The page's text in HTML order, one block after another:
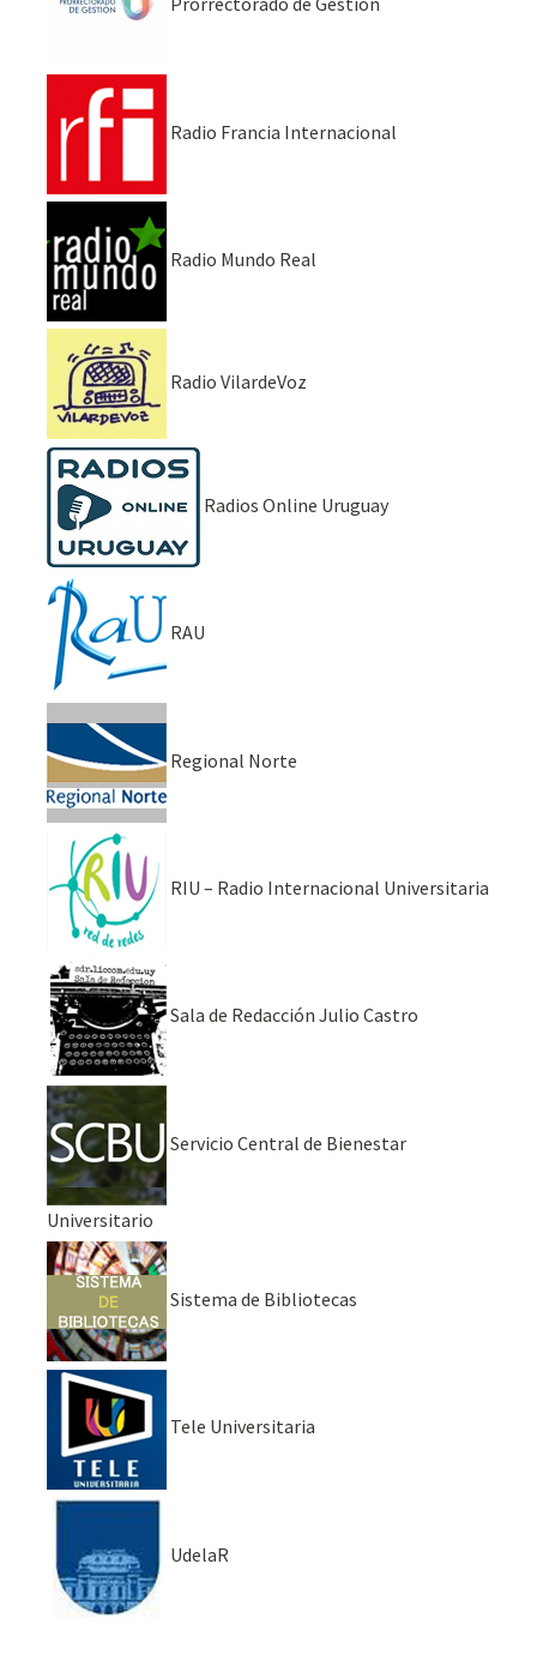
Radio Francia Internacional
Radio Mundo Real
Radio VilardeVoz
Radios Online Uruguay
RAU
Regional Norte
RIU – Radio Internacional Universitaria
Sala de Redacción Julio Castro
Servicio Central de Bienestar
Universitario
Sistema de Bibliotecas
Tele Universitaria
UdelaR